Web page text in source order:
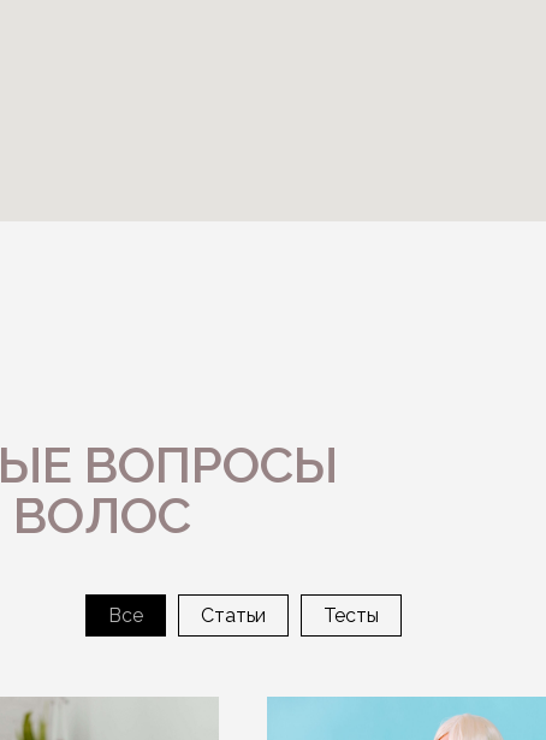
ВОПРОСЫ
Все Статьи Тесты